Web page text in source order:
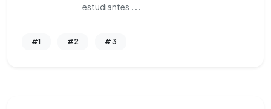
estudiantes ...
#1 #2 #3